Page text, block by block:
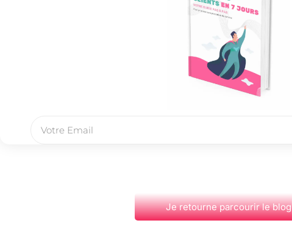
Je retourne parcourir le blog